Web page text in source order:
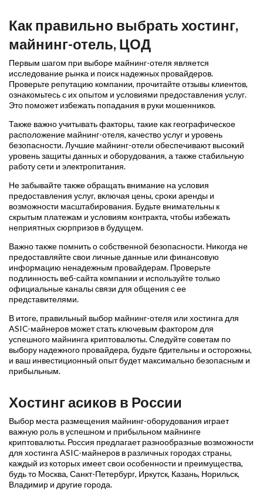
Как правильно выбрать хостинг,
майнинг-отель, ЦОД
Первым шагом при выборе майнинг-отеля является
исследование рынка и поиск надежных провайдеров.
Проверьте репутацию компании, прочитайте отзывы клиентов,
ознакомьтесь с их опытом и условиями предоставления услуг.
Это поможет избежать попадания в руки мошенников.
Также важно учитывать факторы, такие как географическое
расположение майнинг-отеля, качество услуг и уровень
безопасности. Лучшие майнинг-отели обеспечивают высокий
уровень защиты данных и оборудования, а также стабильную
работу сети и электропитания.
Не забывайте также обращать внимание на условия
предоставления услуг, включая цены, сроки аренды и
возможности масштабирования. Будьте внимательны к
скрытым платежам и условиям контракта, чтобы избежать
неприятных сюрпризов в будущем.
Важно также помнить о собственной безопасности. Никогда не
предоставляйте свои личные данные или финансовую
информацию ненадежным провайдерам. Проверьте
подлинность веб-сайта компании и используйте только
официальные каналы связи для общения с ее
представителями.
В итоге, правильный выбор майнинг-отеля или хостинга для
ASIC-майнеров может стать ключевым фактором для
успешного майнинга криптовалюты. Следуйте советам по
выбору надежного провайдера, будьте бдительны и осторожны,
и ваш инвестиционный опыт будет максимально безопасным и
прибыльным.
Хостинг асиков в России
Выбор места размещения майнинг-оборудования играет
важную роль в успешном и прибыльном майнинге
криптовалюты. Россия предлагает разнообразные возможности
для хостинга ASIC-майнеров в различных городах страны,
каждый из которых имеет свои особенности и преимущества,
будь то Москва, Санкт-Петербург, Иркутск, Казань, Норильск,
Владимир и другие города.